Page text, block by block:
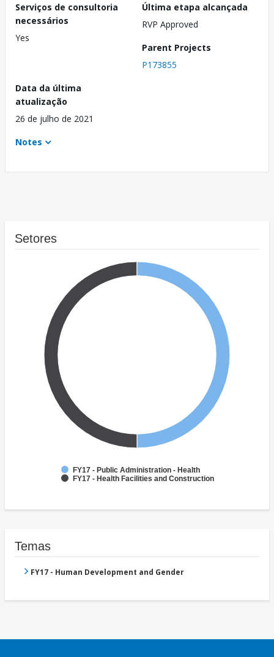
Serviços de consultoria
necessários
Yes
Última etapa alcançada
RVP Approved
Parent Projects
P173855
Data da última
atualização
26 de julho de 2021
Notes
Setores
FY17 - Public Administration - Health
FY17 - Health Facilities and Construction
Temas
FY17 - Human Development and Gender